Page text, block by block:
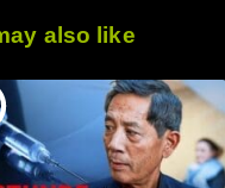
also like